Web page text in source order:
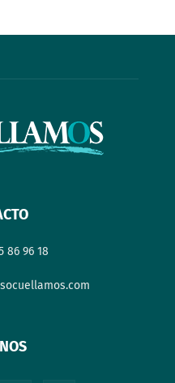
86 96 18